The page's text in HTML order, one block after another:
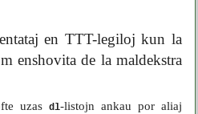
en TTT-legiloj kun la
enshovita de la maldekstra
uzas dl-listojn ankau por aliaj